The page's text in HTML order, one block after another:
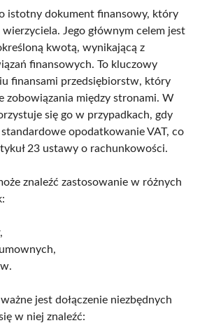
istotny dokument finansowy, który
Jego głównym celem jest
kwotą, wynikającą z
finansowych. To kluczowy
finansami przedsiębiorstw, który
zobowiązania między stronami. W
się go w przypadkach, gdy
opodatkowanie VAT, co
23 ustawy o rachunkowości.
znaleźć zastosowanie w różnych
jest dołączenie niezbędnych
w niej znaleźć: